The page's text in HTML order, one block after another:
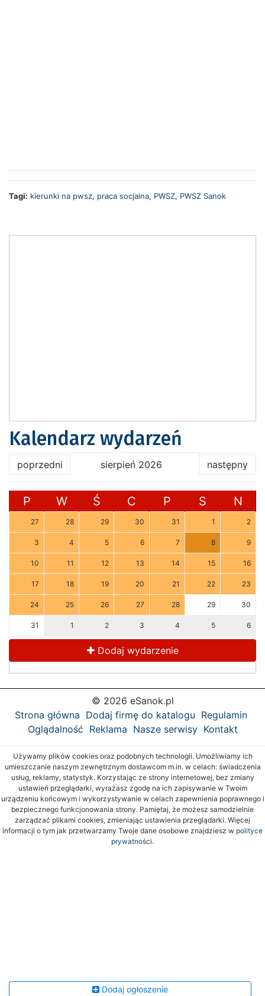
Tagi: kierunki na pwsz, praca socjalna, PWSZ, PWSZ Sanok
Kalendarz wydarzeń
poprzedni sierpień 2026 następny
P W Ś C P S N
27 28 29 30 31 1 2
3 4 5 6 7 8 9
10 11 12 13 14 15 16
17 18 19 20 21 22 23
24 25 26 27 28 29 30
31 1 2 3 4 5 6
Dodaj wydarzenie
© 2026 eSanok.pl
Strona główna Dodaj firmę do katalogu Regulamin
Oglądalność Reklama Nasze serwisy Kontakt
Używamy plików cookies oraz podobnych technologii. Umożliwiamy ich
umieszczanie naszym zewnętrznym dostawcom m.in. w celach: świadczenia
usług, reklamy, statystyk. Korzystając ze strony internetowej, bez zmiany
ustawień przeglądarki, wyrażasz zgodę na ich zapisywanie w Twoim
urządzeniu końcowym i wykorzystywanie w celach zapewnienia poprawnego i
bezpiecznego funkcjonowania strony. Pamiętaj, że możesz samodzielnie
zarządzać plikami cookies, zmieniając ustawienia przeglądarki. Więcej
informacji o tym jak przetwarzamy Twoje dane osobowe znajdziesz w polityce
prywatności.
Dodaj ogłoszenie